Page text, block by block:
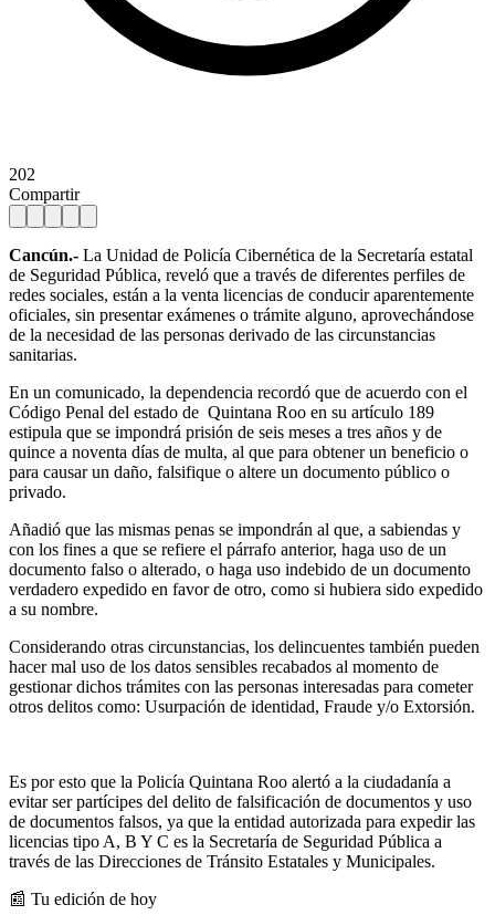
202
Compartir
Cancún.- La Unidad de Policía Cibernética de la Secretaría estatal
de Seguridad Pública, reveló que a través de diferentes perfiles de
redes sociales, están a la venta licencias de conducir aparentemente
oficiales, sin presentar exámenes o trámite alguno, aprovechándose
de la necesidad de las personas derivado de las circunstancias
sanitarias.
En un comunicado, la dependencia recordó que de acuerdo con el
Código Penal del estado de Quintana Roo en su artículo 189
estipula que se impondrá prisión de seis meses a tres años y de
quince a noventa días de multa, al que para obtener un beneficio o
para causar un daño, falsifique o altere un documento público o
privado.
Añadió que las mismas penas se impondrán al que, a sabiendas y
con los fines a que se refiere el párrafo anterior, haga uso de un
documento falso o alterado, o haga uso indebido de un documento
verdadero expedido en favor de otro, como si hubiera sido expedido
a su nombre.
Considerando otras circunstancias, los delincuentes también pueden
hacer mal uso de los datos sensibles recabados al momento de
gestionar dichos trámites con las personas interesadas para cometer
otros delitos como: Usurpación de identidad, Fraude y/o Extorsión.
Es por esto que la Policía Quintana Roo alertó a la ciudadanía a
evitar ser partícipes del delito de falsificación de documentos y uso
de documentos falsos, ya que la entidad autorizada para expedir las
licencias tipo A, B Y C es la Secretaría de Seguridad Pública a
través de las Direcciones de Tránsito Estatales y Municipales.
📰 Tu edición de hoy